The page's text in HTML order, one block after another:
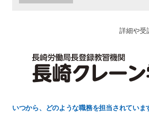
詳細や受
いつから、どのような職務を担当されていま